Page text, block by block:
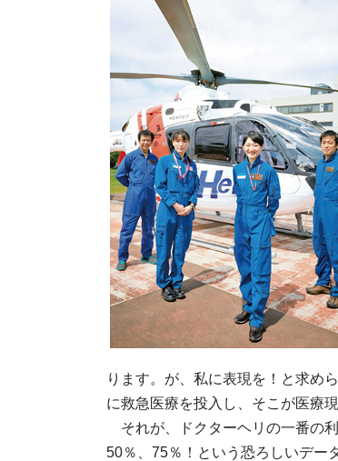
ります。が、私に表現を！と求め
に救急医療を投入し、そこが医療
それが、ドクターヘリの一番の
50％、75％！という恐ろしいデー